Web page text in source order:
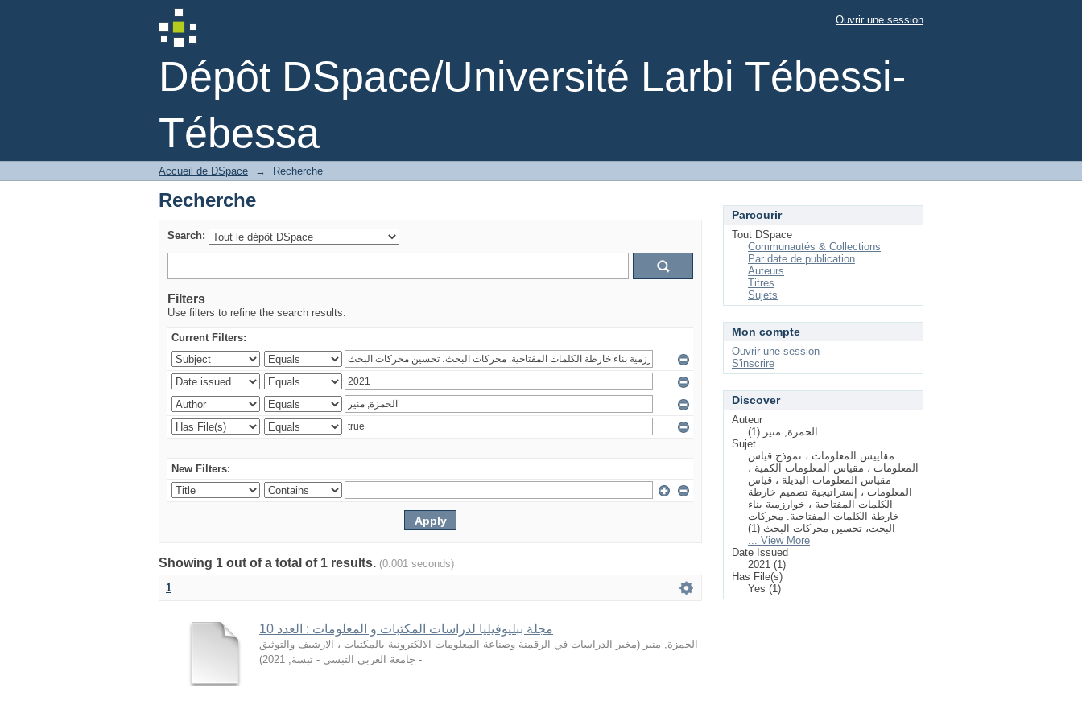
Dépôt DSpace/Université Larbi Tébessi-
Tébessa
Recherche Ouvrir une session
Accueil de DSpace → Recherche
Recherche
Search:
Filters
Use filters to refine the search results.
Current Filters:
New Filters:
Showing 1 out of a total of 1 results. (0.001 seconds)
1
مجلة ببليوفيليا لدراسات المكتبات و المعلومات : العدد 10
الحمزة, منير (مخبر الدراسات في الرقمنة وصناعة المعلومات الالكترونية بالمكتبات ، الارشيف والتوثيق
- جامعة العربي التبسي - تبسة,
2021
)
Parcourir
Tout DSpace
Communautés & Collections
Par date de publication
Auteurs
Titres
Sujets
Mon compte
Ouvrir une session
S'inscrire
Discover
Auteur
الحمزة, منير (1)
Sujet
مقاييس المعلومات ، نموذج قياس
المعلومات ، مقياس المعلومات الكمية ،
مقياس المعلومات البديلة ، قياس
المعلومات ، إستراتيجية تصميم خارطة
الكلمات المفتاحية ، خوارزمية بناء
خارطة الكلمات المفتاحية. محركات
البحث، تحسين محركات البحث (1)
... View More
Date Issued
2021 (1)
Has File(s)
Yes (1)